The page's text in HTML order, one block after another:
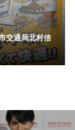
交通局北村信